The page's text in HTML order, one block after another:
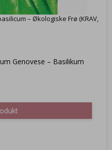
– Økologiske Frø (KRAV,
Genovese – Basilikum